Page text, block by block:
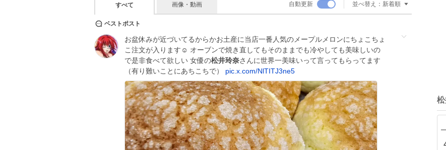
す
すべて 画像・動画 自動更新 並べ替え： 新着順
ベストポスト
お盆休みが近づいてるからかお土産に当店一番人気のメープルメロンにちょこちょ
こ注文が入ります☺️ オーブンで焼き直してもそのままでも冷やしても美味しいの
で是非食べて欲しい 女優の松井玲奈さんに世界一美味いって言ってもらってます
（有り難いことにあちこちで） pic.x.com/NlTITJ3ne5